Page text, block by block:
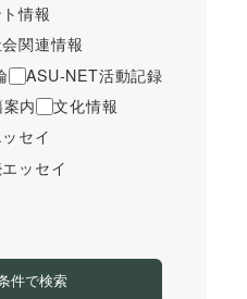
情報
関連情報
ASU-NET活動記録
内
文化情報
セイ
ッセイ
件で検索